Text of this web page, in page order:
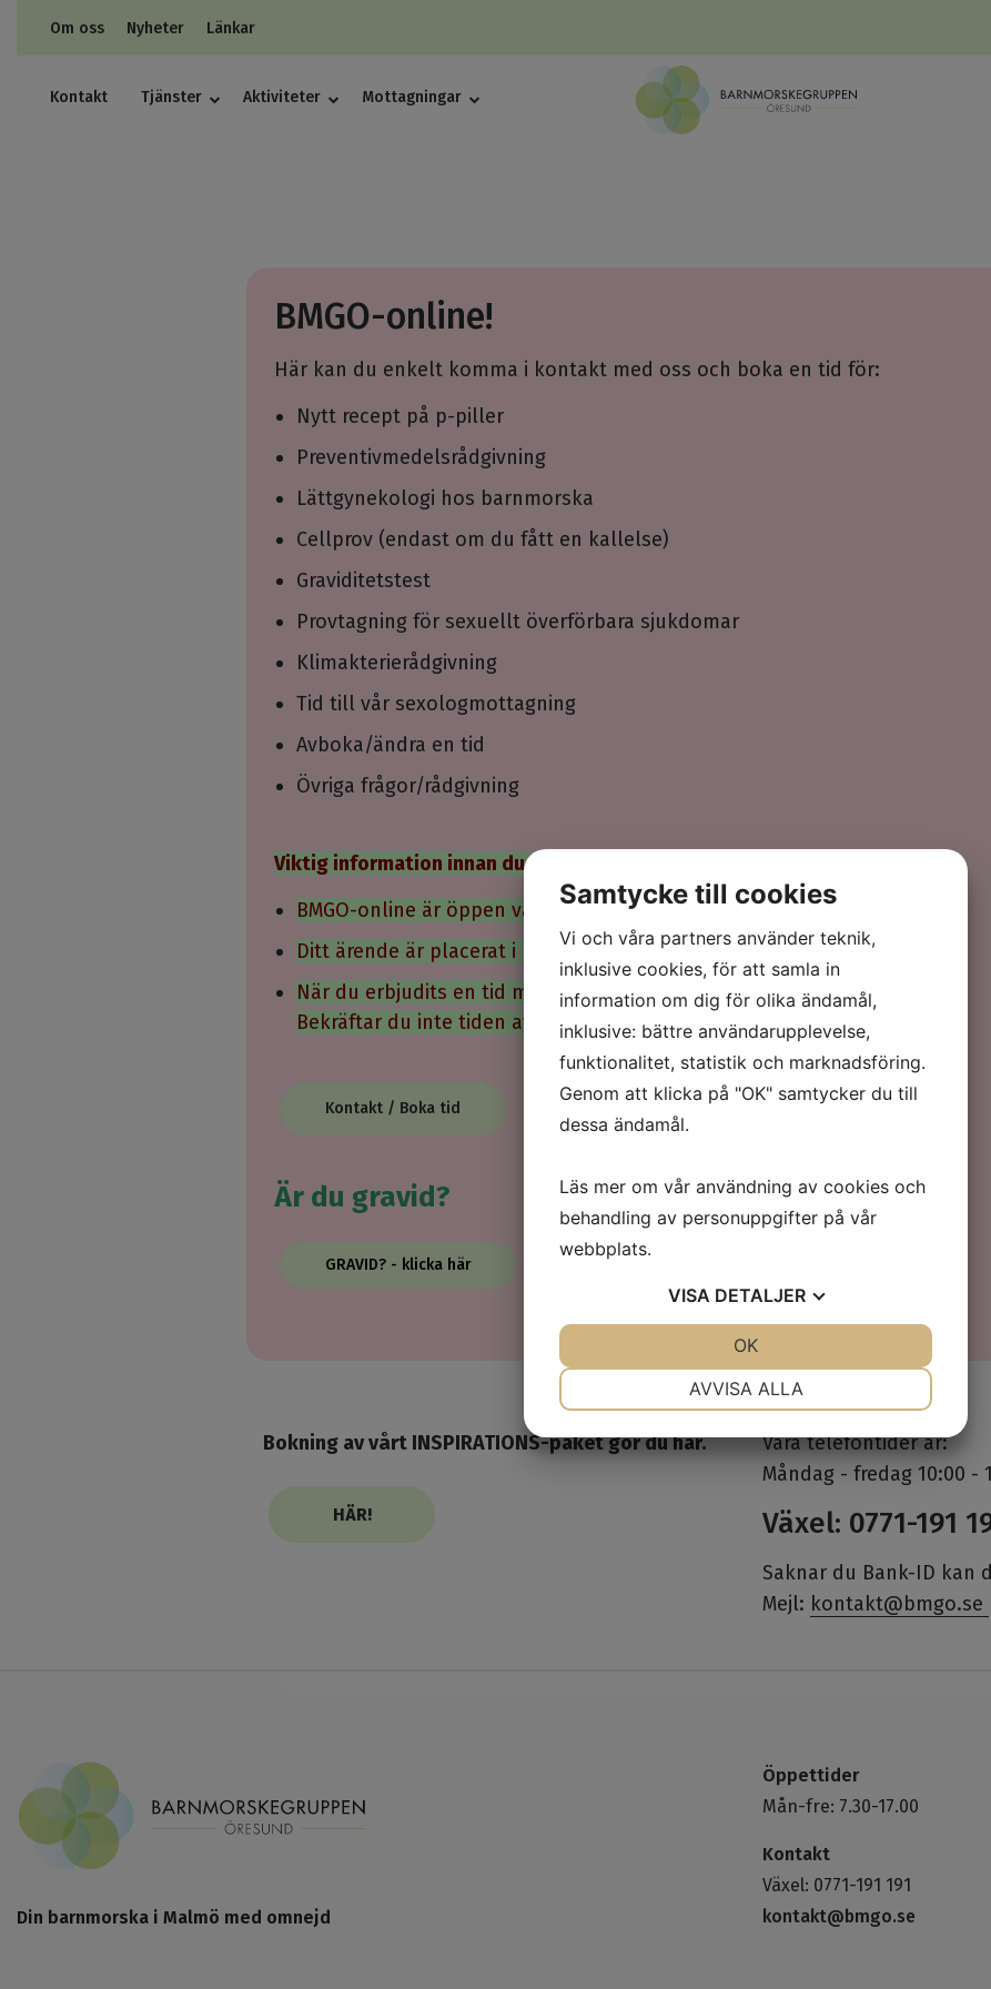
Om oss Nyheter Länkar
Kontakt Tjänster Aktiviteter Mottagningar
BMGO-online!
Här kan du enkelt komma i kontakt med oss och boka en tid för:
Nytt recept på p-piller
Preventivmedelsrådgivning
Lättgynekologi hos barnmorska
Cellprov (endast om du fått en kallelse)
Graviditetstest
Provtagning för sexuellt överförbara sjukdomar
Klimakterierådgivning
Tid till vår sexologmottagning
Avboka/ändra en tid
Övriga frågor/rådgivning
Viktig information innan du lägger ditt ärende:
BMGO-online är öppen vardagar mellan 07:00-16:00
Ditt ärende är placerat i kö besvaras i tur och ordning under dagen.
När du erbjudits en tid måste du bekräfta tiden i chatten.
Bekräftar du inte tiden avbokas den inom 12 timmar.
Kontakt / Boka tid
Är du gravid?
GRAVID? - klicka här
Bokning av vårt INSPIRATIONS-paket gör du här.
HÄR!
Våra telefontider är:
Måndag - fredag 10:00 -
Växel: 0771-191
Saknar du Bank-ID kan
Mejl: kontakt@bmgo.se
Din barnmorska i Malmö med omnejd
Öppettider
Mån-fre: 7.30-17.00
Kontakt
Växel: 0771-191 191
kontakt@bmgo.se
Samtycke till cookies
Vi och våra partners använder teknik,
inklusive cookies, för att samla in
information om dig för olika ändamål,
inklusive: bättre användarupplevelse,
funktionalitet, statistik och marknadsföring.
Genom att klicka på "OK" samtycker du till
dessa ändamål.
Läs mer om vår användning av cookies och
behandling av personuppgifter på vår
webbplats.
VISA DETALJER
MARKNADSFÖRING
AVVISA ALLA
OK